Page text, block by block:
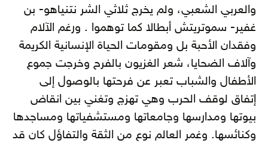
والعربي الشعبي، ولم يخرج ثلاثي الشر نتنياهو- بن
غفير- سموتريتش أبطالا كما توهموا . ورغم الآلام
وفقدان الأحبة بل ومقومات الحياة الإنسانية الكريمة
وآلاف الضحايا، شعر الغزيون بالفرح وخرجت جموع
الأطفال والشباب تعبر عن فرحتها بالوصول إلى
إتفاق لوقف الحرب وهي تهزج وتغني بين انقاض
بيوتها ومدارسها وجامعاتها ومستشفياتها ومساجدها
وكنائسها. وغمر العالم نوع من الثقة والتفاؤل كان قد